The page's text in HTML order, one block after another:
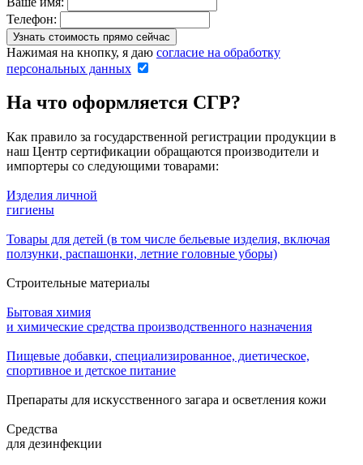
Телефон:
Нажимая на кнопку, я даю согласие на обработку
персональных данных
На что оформляется СГР?
Как правило за государственной регистрации продукции в
наш Центр сертификации обращаются производители и
импортеры со следующими товарами:
Изделия личной
гигиены
Товары для детей (в том числе бельевые изделия, включая
ползунки, распашонки, летние головные уборы)
Строительные материалы
Бытовая химия
и химические средства производственного назначения
Пищевые добавки, специализированное, диетическое,
спортивное и детское питание
Препараты для искусственного загара и осветления кожи
Средства
для дезинфекции